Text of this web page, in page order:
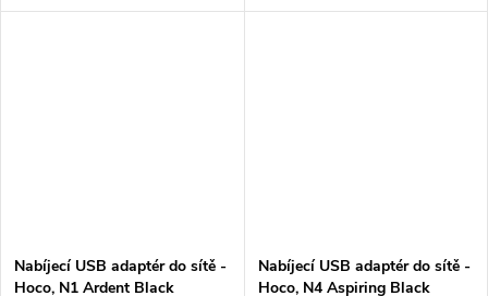
Nabíjecí USB adaptér do sítě -
Hoco, N1 Ardent Black
Nabíjecí USB adaptér do sítě -
Hoco, N4 Aspiring Black